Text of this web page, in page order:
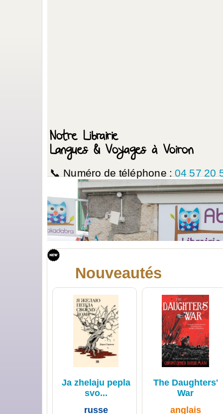
Notre Librairie
Langues & Voyages à Voiron
📞 Numéro de téléphone : 04 57 20
📩 Email :contact@abrakadabra.eu
📍 Adresse de la librairie :
59 Rue Sermorens 38500 Voiron,
Nouveautés
Ja zhelaju pepla
svo...
russe
The Daughters'
War
anglais